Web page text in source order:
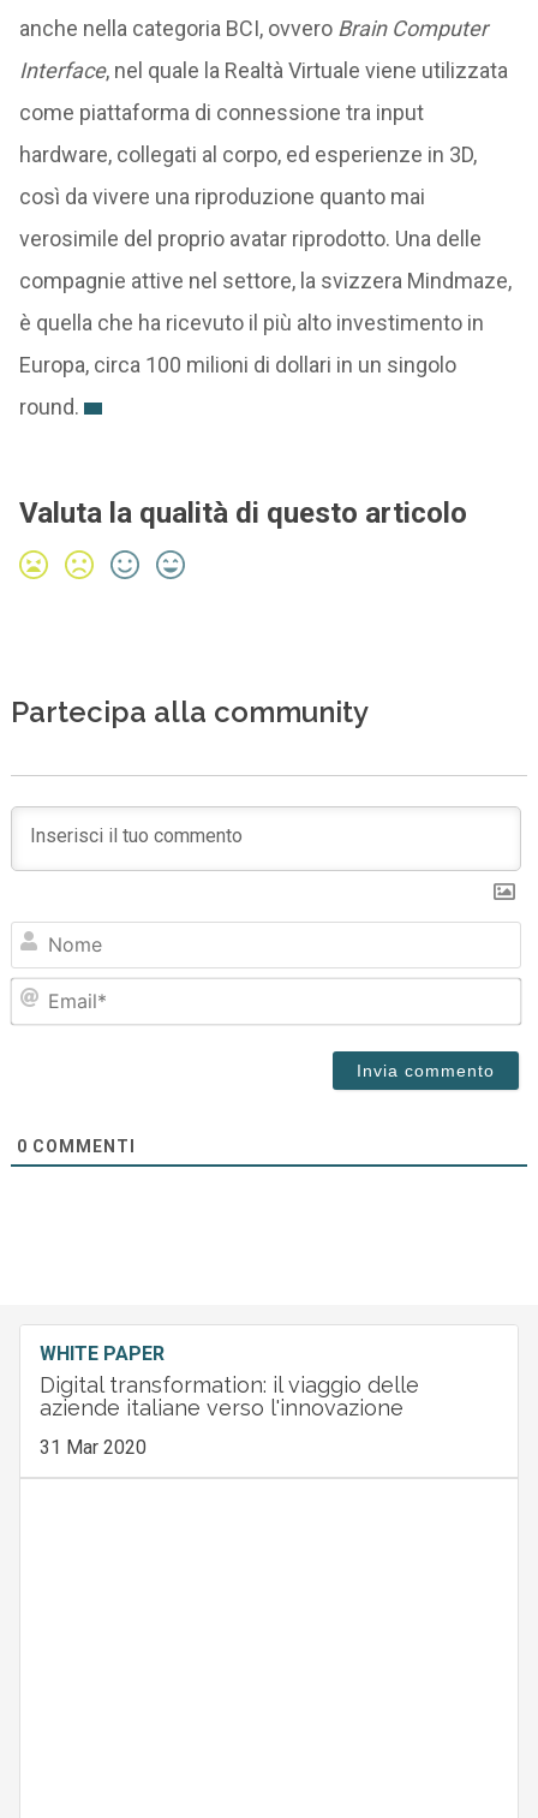
anche nella categoria BCI, ovvero Brain Computer
Interface, nel quale la Realtà Virtuale viene utilizzata
come piattaforma di connessione tra input
hardware, collegati al corpo, ed esperienze in 3D,
così da vivere una riproduzione quanto mai
verosimile del proprio avatar riprodotto. Una delle
compagnie attive nel settore, la svizzera Mindmaze,
è quella che ha ricevuto il più alto investimento in
Europa, circa 100 milioni di dollari in un singolo
round.
Valuta la qualità di questo articolo
Partecipa alla community
0 COMMENTI
WHITE PAPER
Digital transformation: il viaggio delle
aziende italiane verso l'innovazione
31 Mar 2020